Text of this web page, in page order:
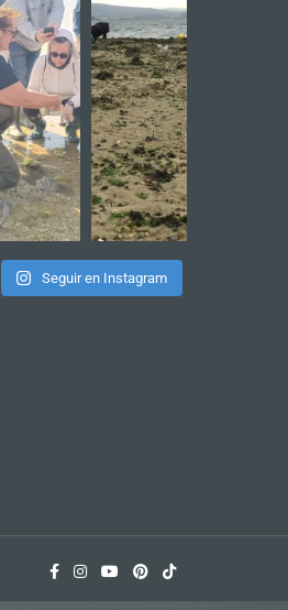
Seguir en Instagram